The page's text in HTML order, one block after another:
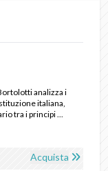
analizza i
italiana,
tra i principi ...
Acquista